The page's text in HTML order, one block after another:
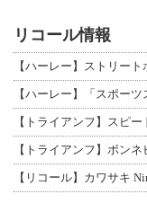
リコール情報
【ハーレー】ストリー
【トライアンフ】スピ
【リコール】カワサキ